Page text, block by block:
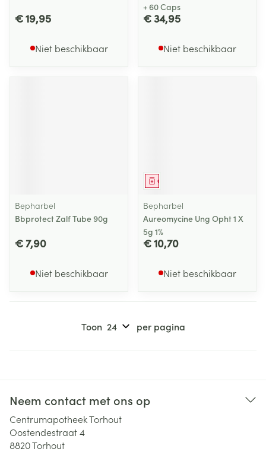
€ 19,95
Niet beschikbaar
+ 60 Caps
€ 34,95
Niet beschikbaar
Bepharbel
Bbprotect Zalf Tube 90g
€ 7,90
Niet beschikbaar
Geneesmiddel
Bepharbel
Aureomycine Ung Opht 1 X
5g 1%
€ 10,70
Niet beschikbaar
Toon per pagina
Neem contact met ons op
Centrumapotheek Torhout
Oostendestraat 4
8820Torhout